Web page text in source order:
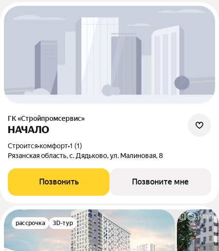
ГК «Стройпромсервис»
НАЧАЛО
Строится•комфорт•1 (1)
Рязанская область, с. Дядьково, ул. Малиновая, 8
Позвонить Позвоните мне
рассрочка 3D-тур